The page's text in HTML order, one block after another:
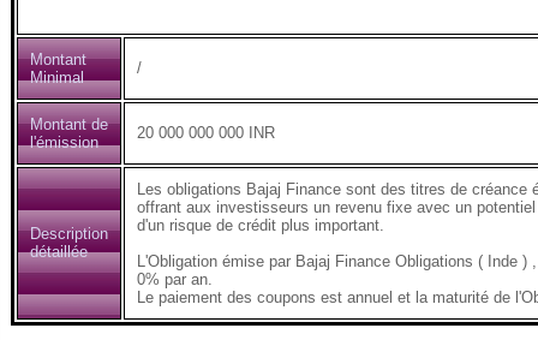
Montant
Minimal
/
Montant de
l'émission
20 000 000 000 INR
Description
détaillée
Les obligations Bajaj Finance sont des titres de
offrant aux investisseurs un revenu fixe avec un
d'un risque de crédit plus important.
L'Obligation émise par Bajaj Finance Obligations ( Inde
0% par an.
Le paiement des coupons est annuel et la maturité de